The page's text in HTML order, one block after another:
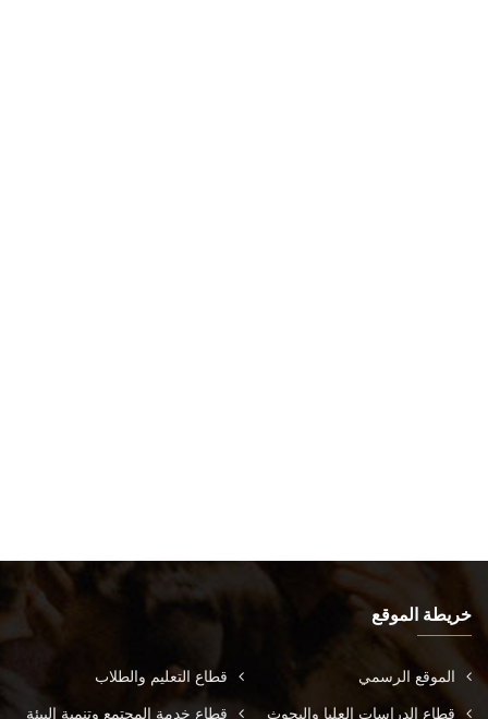
خريطة الموقع
الموقع الرسمي قطاع التعليم والطلاب
قطاع الدراسات العليا والبحوث قطاع خدمة المجتمع وتنمية البيئة